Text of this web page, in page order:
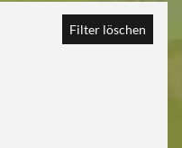
Filter löschen